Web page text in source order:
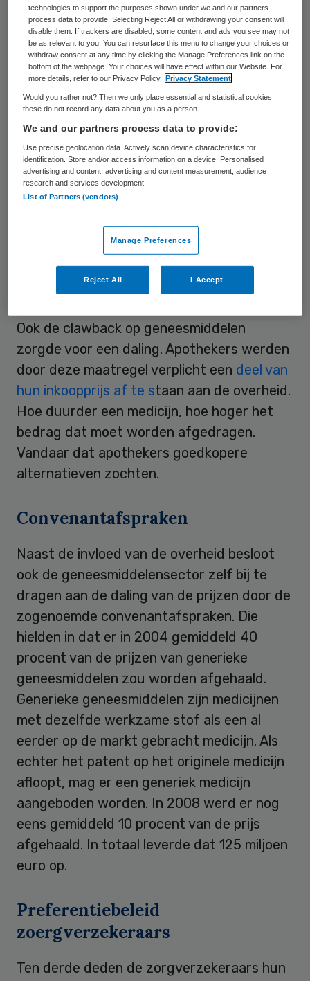
hebben er allemaal aan bijgedragen.
Maximumprijzen
De Wet geneesmiddelenprijzen (1996) biedt
de minister van Volksgezondheid de ruimte
om maximumprijzen voor geneesmiddelen
vast te stellen. Dat gebeurt tweemaal per
jaar. De prijzen daalden daardoor telkens
met gemiddeld 3 tot 4 procent per jaar, zo
stelt het SFK. Dat veroorzaakte in 2012 de
daling van 1,4 procent tot nu toe.
Clawback op geneesmiddelen
Ook de clawback op geneesmiddelen
zorgde voor een daling. Apothekers werden
door deze maatregel verplicht een deel van
hun inkoopprijs af te staan aan de overheid.
Hoe duurder een medicijn, hoe hoger het
bedrag dat moet worden afgedragen.
Vandaar dat apothekers goedkopere
alternatieven zochten.
Convenantafspraken
Naast de invloed van de overheid besloot
ook de geneesmiddelensector zelf bij te
dragen aan de daling van de prijzen door de
zogenoemde convenantafspraken. Die
hielden in dat er in 2004 gemiddeld 40
procent van de prijzen van generieke
geneesmiddelen zou worden afgehaald.
Generieke geneesmiddelen zijn medicijnen
met dezelfde werkzame stof als een al
eerder op de markt gebracht medicijn. Als
echter het patent op het originele medicijn
afloopt, mag er een generiek medicijn
aangeboden worden. In 2008 werd er nog
eens gemiddeld 10 procent van de prijs
afgehaald. In totaal leverde dat 125 miljoen
euro op.
Preferentiebeleid
zoergverzekeraars
Ten derde deden de zorgverzekeraars hun
technologies to support the purposes shown under we and our partners
process data to provide. Selecting Reject All or withdrawing your consent will
disable them. If trackers are disabled, some content and ads you see may not
be as relevant to you. You can resurface this menu to change your choices or
withdraw consent at any time by clicking the Manage Preferences link on the
bottom of the webpage. Your choices will have effect within our Website. For
more details, refer to our Privacy Policy.
Privacy Statement
Would you rather not? Then we only place essential and statistical cookies,
these do not record any data about you as a person
We and our partners process data to provide:
Use precise geolocation data. Actively scan device characteristics for
identification. Store and/or access information on a device. Personalised
advertising and content, advertising and content measurement, audience
research and services development.
List of Partners (vendors)
Manage Preferences
Reject All I Accept